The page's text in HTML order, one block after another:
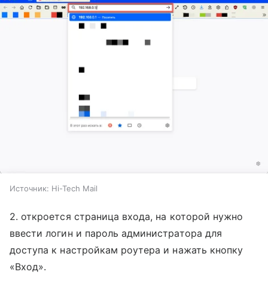
Источник: Hi-Tech Mail
2. откроется страница входа, на которой нужно
ввести логин и пароль администратора для
доступа к настройкам роутера и нажать кнопку
«Вход».